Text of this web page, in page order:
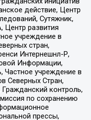
действие, Центр
Сутяжник,
развития
учреждение в
стран,
Интернешнл-Р,
Информации,
Частное учреждение в
Северных Стран,
контроль,
по сохранению
прессы,